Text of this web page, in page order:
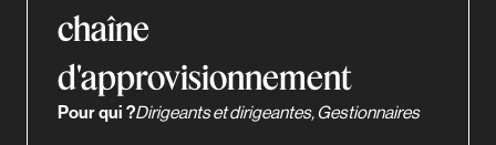
chaîne
d'approvisionnement
Pour qui ?Dirigeants et dirigeantes, Gestionnaires